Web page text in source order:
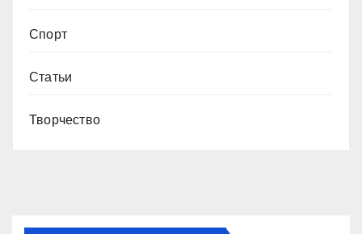
Спорт
Статьи
Творчество